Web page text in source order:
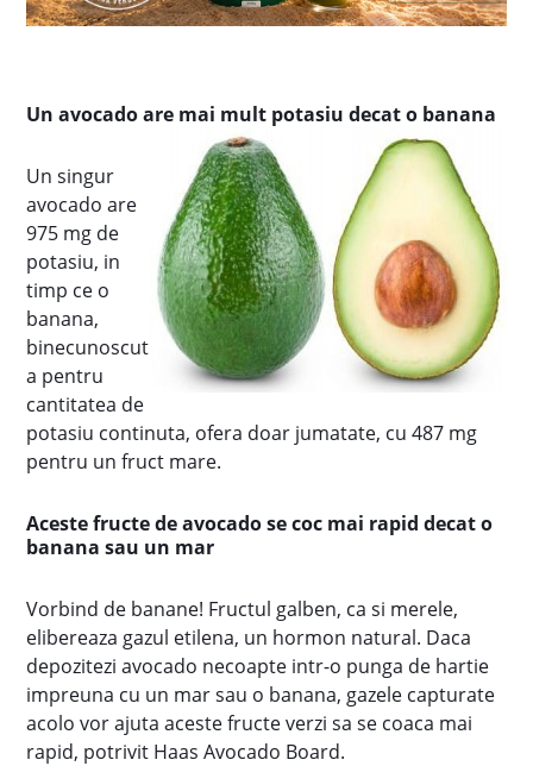
Un avocado are mai mult potasiu decat o banana
Un singur
avocado are
975 mg de
potasiu, in
timp ce o
banana,
binecunoscut
a pentru
cantitatea de
potasiu continuta, ofera doar jumatate, cu 487 mg
pentru un fruct mare.
Aceste fructe de avocado se coc mai rapid decat o
banana sau un mar
Vorbind de banane! Fructul galben, ca si merele,
elibereaza gazul etilena, un hormon natural. Daca
depozitezi avocado necoapte intr-o punga de hartie
impreuna cu un mar sau o banana, gazele capturate
acolo vor ajuta aceste fructe verzi sa se coaca mai
rapid, potrivit Haas Avocado Board.